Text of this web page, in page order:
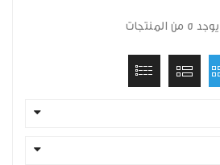
يوجد 5 من المنتجات